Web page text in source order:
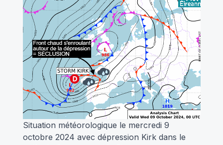
Situation météorologique le mercredi 9
octobre 2024 avec dépression Kirk dans le